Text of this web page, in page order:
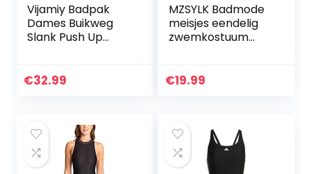
Vijamiy Badpak
Dames Buikweg
Slank Push Up
Dames Modieus
€32.99
MZSYLK Badmode
meisjes eendelig
zwemkostuum
dikke riem
€19.99